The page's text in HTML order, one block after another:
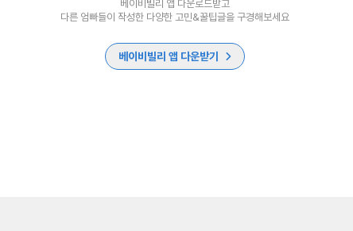
베이비빌리 앱 다운로드받고
다른 엄빠들이 작성한 다양한 고민&꿀팁글을 구경해보세요
베이비빌리 앱 다운받기